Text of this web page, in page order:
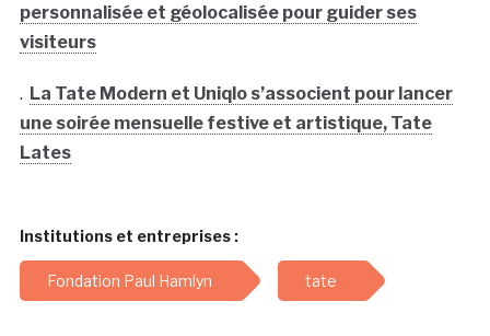
personnalisée et géolocalisée pour guider ses
visiteurs
. La Tate Modern et Uniqlo s’associent pour lancer
une soirée mensuelle festive et artistique, Tate
Lates
Institutions et entreprises :
Fondation Paul Hamlyn tate